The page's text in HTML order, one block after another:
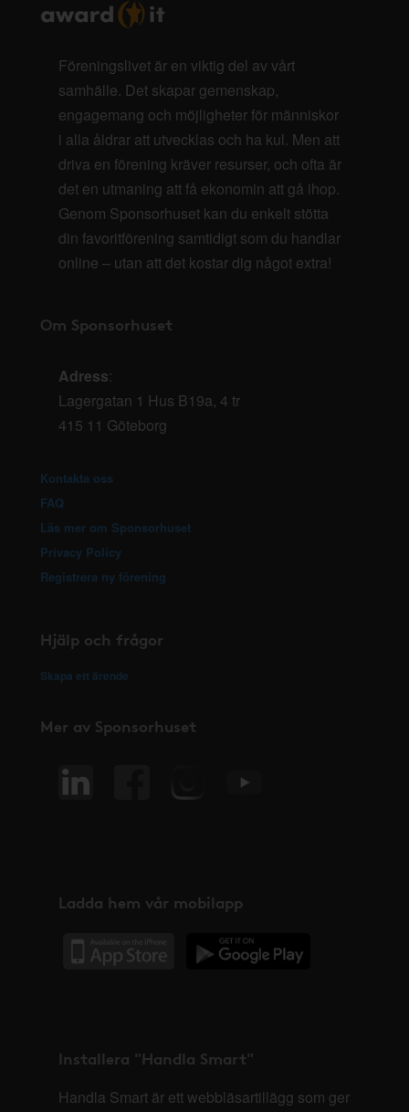
Föreningslivet är en viktig del av vårt
samhälle. Det skapar gemenskap,
engagemang och möjligheter för människor
i alla åldrar att utvecklas och ha kul. Men att
driva en förening kräver resurser, och ofta är
det en utmaning att få ekonomin att gå ihop.
Genom Sponsorhuset kan du enkelt stötta
din favoritförening samtidigt som du handlar
online – utan att det kostar dig något extra!
Om Sponsorhuset
Adress:
Lagergatan 1 Hus B19a, 4 tr
415 11 Göteborg
Kontakta oss
FAQ
Läs mer om Sponsorhuset
Privacy Policy
Registrera ny förening
Hjälp och frågor
Skapa ett ärende
Mer av Sponsorhuset
Ladda hem vår mobilapp
Installera "Handla Smart"
Handla Smart är ett webbläsartillägg som ger